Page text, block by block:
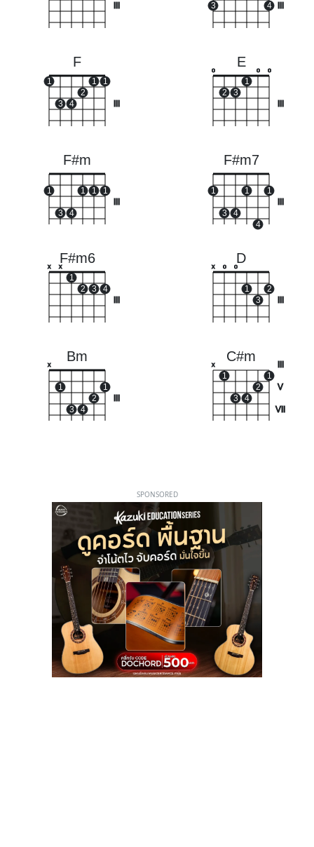
3 4
F
1
3 4
2
1 1
E
o
2 3
1
o o
F#m
1
3 4
1 1 1
F#m7
1
3 4
1
4
1
F#m6
x x
1
2
3 4
D
x o o
1
3
2
Bm
x
1
3 4
2
1
C#m
V
VII
x
1
3 4
2
1
SPONSORED